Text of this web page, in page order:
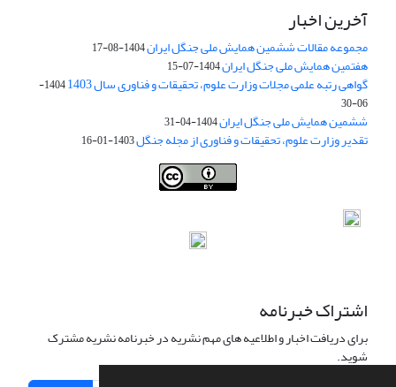
آخرین اخبار
مجموعه مقالات ششمین همایش ملی جنگل ایران1404-08-17
هفتمین همایش ملی جنگل ایران1404-07-15
گواهی رتبه علمی مجلات وزارت علوم، تحقیقات و فناوری سال 1403
1404-
06-30
ششمین همایش ملی جنگل ایران1404-04-31
تقدیر وزارت علوم، تحقیقات و فناوری از مجله جنگل1403-01-16
اشتراک خبرنامه
برای دریافت اخبار و اطلاعیه های مهم نشریه در خبرنامه نشریه مشترک
شوید.